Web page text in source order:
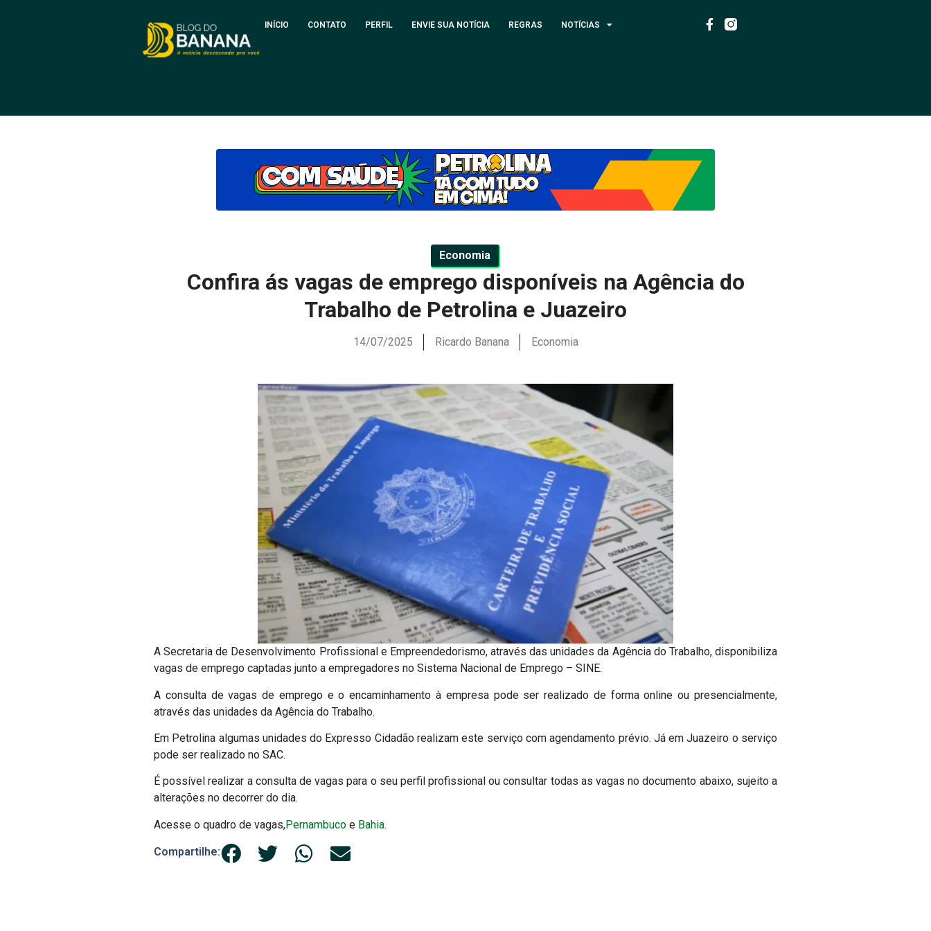
INÍCIO CONTATO PERFIL ENVIE SUA NOTÍCIA REGRAS NOTÍCIAS
Economia
Confira ás vagas de emprego disponíveis na Agência do
Trabalho de Petrolina e Juazeiro
14/07/2025 Ricardo Banana Economia
A Secretaria de Desenvolvimento Profissional e Empreendedorismo, através das unidades da Agência do Trabalho, disponibiliza
vagas de emprego captadas junto a empregadores no Sistema Nacional de Emprego – SINE.
A consulta de vagas de emprego e o encaminhamento à empresa pode ser realizado de forma online ou presencialmente,
através das unidades da Agência do Trabalho.
Em Petrolina algumas unidades do Expresso Cidadão realizam este serviço com agendamento prévio. Já em Juazeiro o serviço
pode ser realizado no SAC.
É possível realizar a consulta de vagas para o seu perfil profissional ou consultar todas as vagas no documento abaixo, sujeito a
alterações no decorrer do dia.
Acesse o quadro de vagas,Pernambuco e Bahia.
Compartilhe: